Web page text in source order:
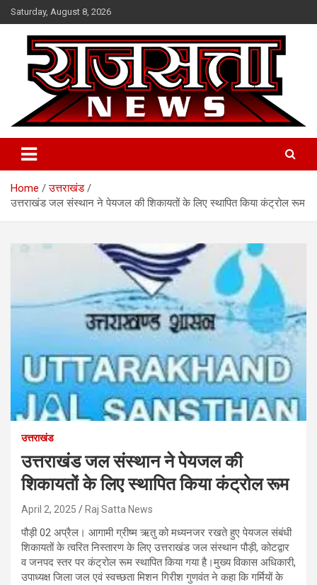
Skip
to
content
Saturday, August 8, 2026
Raj Satta News
Home
उत्तराखंड
उत्तराखंड जल संस्थान ने पेयजल की शिकायतों के लिए स्थापित किया कंट्रोल रूम
उत्तराखंड
उत्तराखंड जल संस्थान ने पेयजल की
शिकायतों के लिए स्थापित किया कंट्रोल रूम
April 2, 2025 Raj Satta News
पौड़ी 02 अप्रैल। आगामी ग्रीष्म ऋतु को मध्यनजर रखते हुए पेयजल संबंधी
शिकायतों के त्वरित निस्तारण के लिए उत्तराखंड जल संस्थान पौड़ी, कोटद्वार
व जनपद स्तर पर कंट्रोल रूम स्थापित किया गया है।मुख्य विकास अधिकारी,
उपाध्यक्ष जिला जल एवं स्वच्छता मिशन गिरीश गुणवंत ने कहा कि गर्मियों के